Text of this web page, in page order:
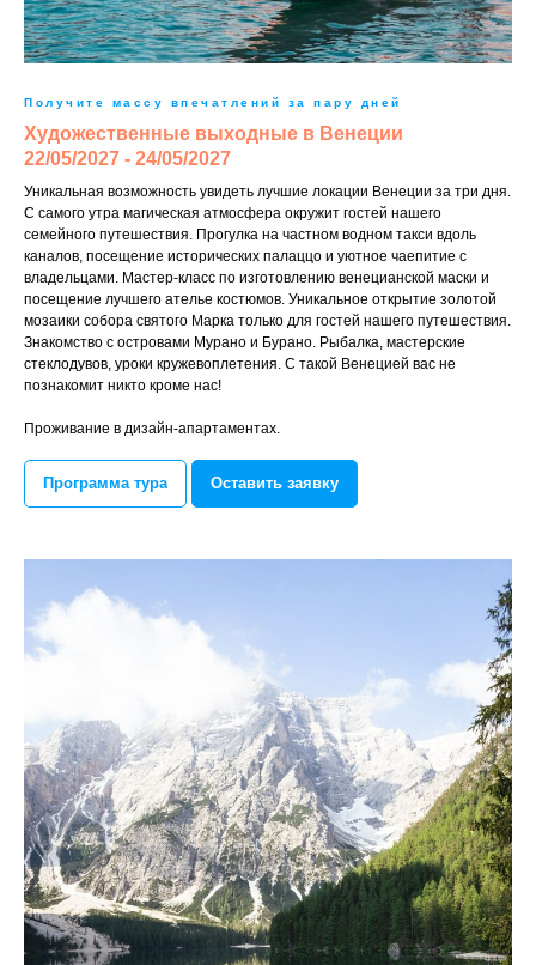
Получите массу впечатлений за пару дней
Художественные выходные в Венеции
22/05/2027 - 24/05/2027
Уникальная возможность увидеть лучшие локации Венеции за три дня.
С самого утра магическая атмосфера окружит гостей нашего
семейного путешествия. Прогулка на частном водном такси вдоль
каналов, посещение исторических палаццо и уютное чаепитие с
владельцами. Мастер-класс по изготовлению венецианской маски и
посещение лучшего ателье костюмов. Уникальное открытие золотой
мозаики собора святого Марка только для гостей нашего путешествия.
Знакомство с островами Мурано и Бурано. Рыбалка, мастерские
стеклодувов, уроки кружевоплетения. С такой Венецией вас не
познакомит никто кроме нас!
Проживание в дизайн-апартаментах.
Программа тура Оставить заявку